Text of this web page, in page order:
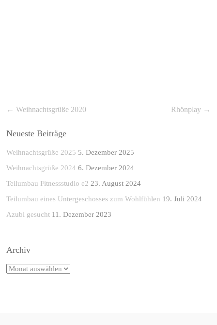
← Weihnachtsgrüße 2020 Rhönplay →
Neueste Beiträge
Weihnachtsgrüße 2025 5. Dezember 2025
Weihnachtsgrüße 2024 6. Dezember 2024
Teilumbau Fitnessstudio e2 23. August 2024
Teilumbau eines Untergeschosses zum Wohlfühlen 19. Juli 2024
Azubi gesucht 11. Dezember 2023
Archiv